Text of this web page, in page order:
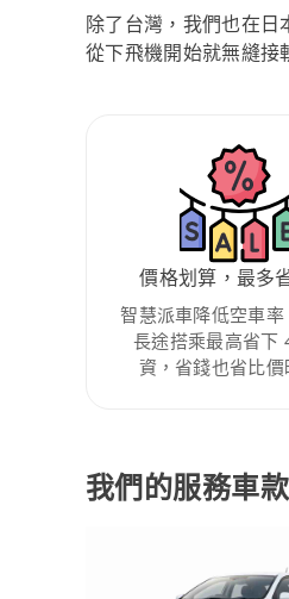
除了台灣，我們也在
從下飛機開始就無縫接
價格划算，最多
智慧派車降低空車率
長途搭乘最高省下
資，省錢也省比價
我們的服務車款